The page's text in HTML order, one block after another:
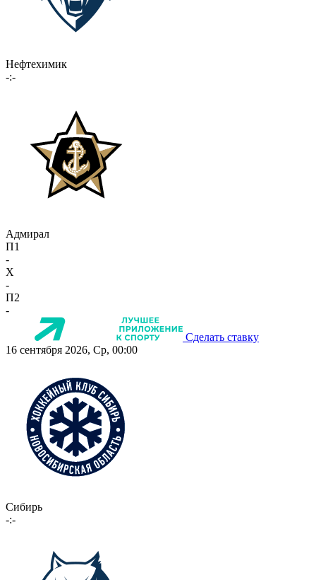
Нефтехимик
-:-
Адмирал
П1
-
X
-
П2
-
Сделать ставку
16 сентября 2026, Ср, 00:00
Сибирь
-:-